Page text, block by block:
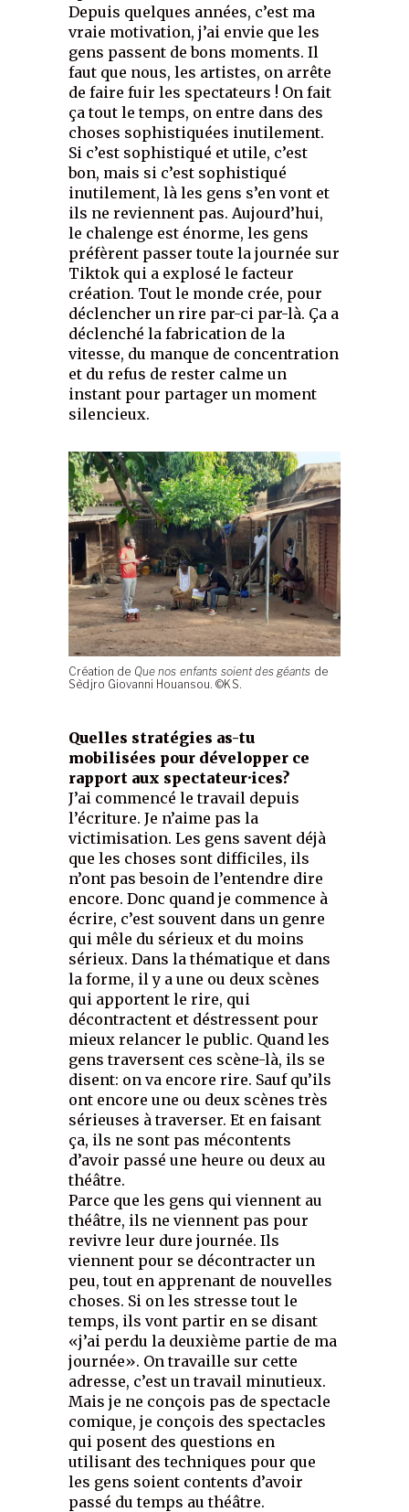
Depuis quelques années, c’est ma
vraie motivation, j’ai envie que les
gens passent de bons moments. Il
faut que nous, les artistes, on arrête
de faire fuir les spectateurs ! On fait
ça tout le temps, on entre dans des
choses sophistiquées inutilement.
Si c’est sophistiqué et utile, c’est
bon, mais si c’est sophistiqué
inutilement, là les gens s’en vont et
ils ne reviennent pas. Aujourd’hui,
le chalenge est énorme, les gens
préfèrent passer toute la journée sur
Tiktok qui a explosé le facteur
création. Tout le monde crée, pour
déclencher un rire par-ci par-là. Ça a
déclenché la fabrication de la
vitesse, du manque de concentration
et du refus de rester calme un
instant pour partager un moment
silencieux.
Création de Que nos enfants soient des géants de
Sèdjro Giovanni Houansou. ©KS.
Quelles stratégies as-tu
mobilisées pour développer ce
rapport aux spectateur·ices?
J’ai commencé le travail depuis
l’écriture. Je n’aime pas la
victimisation. Les gens savent déjà
que les choses sont difficiles, ils
n’ont pas besoin de l’entendre dire
encore. Donc quand je commence à
écrire, c’est souvent dans un genre
qui mêle du sérieux et du moins
sérieux. Dans la thématique et dans
la forme, il y a une ou deux scènes
qui apportent le rire, qui
décontractent et déstressent pour
mieux relancer le public. Quand les
gens traversent ces scène-là, ils se
disent: on va encore rire. Sauf qu’ils
ont encore une ou deux scènes très
sérieuses à traverser. Et en faisant
ça, ils ne sont pas mécontents
d’avoir passé une heure ou deux au
théâtre.
Parce que les gens qui viennent au
théâtre, ils ne viennent pas pour
revivre leur dure journée. Ils
viennent pour se décontracter un
peu, tout en apprenant de nouvelles
choses. Si on les stresse tout le
temps, ils vont partir en se disant
«j’ai perdu la deuxième partie de ma
journée». On travaille sur cette
adresse, c’est un travail minutieux.
Mais je ne conçois pas de spectacle
comique, je conçois des spectacles
qui posent des questions en
utilisant des techniques pour que
les gens soient contents d’avoir
passé du temps au théâtre.